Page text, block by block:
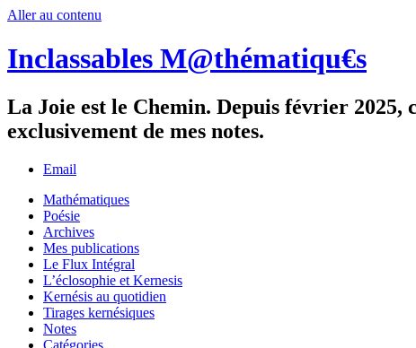
Aller au contenu
Inclassables M@thématiqu€s
La Joie est le Chemin. Depuis février
exclusivement de mes notes.
Email
Mathématiques
Poésie
Archives
Mes publications
Le Flux Intégral
L’éclosophie et Kernesis
Kernésis au quotidien
Tirages kernésiques
Notes
Catégories